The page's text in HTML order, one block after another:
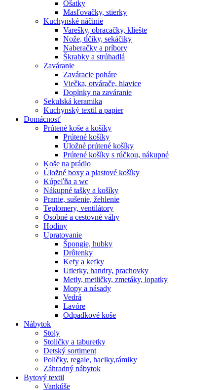
Ošatky
Masľovačky, stierky
Kuchynské náčinie
Varešky, obracačky, kliešte
Nože, tĺčiky, sekáčiky
Naberačky a príbory
Škrabky a strúhadlá
Zaváranie
Zaváracie poháre
Viečka, otvárače, hlavice
Doplnky na zaváranie
Sekulská keramika
Kuchynský textil a papier
Domácnosť
Prútené koše a košíky
Prútené košíky
Úložné prútené košíky
Prútené košíky s rúčkou, nákupné
Koše na prádlo
Úložné boxy a plastové košíky
Kúpeľňa a wc
Nákupné tašky a košíky
Pranie, sušenie, žehlenie
Teplomery, ventilátory
Osobné a cestovné váhy
Hodiny
Upratovanie
Špongie, hubky
Drôtenky
Kefy a kefky
Utierky, handry, prachovky
Metly, metličky, zmetáky, lopatky
Mopy a násady
Vedrá
Lavóre
Odpadkové koše
Nábytok
Stoly
Stoličky a taburetky
Detský sortiment
Poličky, regale, haciky,rámiky
Záhradný nábytok
Bytový textil
Vankúše